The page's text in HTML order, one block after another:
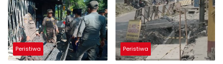
Peristiwa Peristiwa